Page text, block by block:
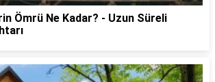
Ömrü Ne Kadar? - Uzun Süreli